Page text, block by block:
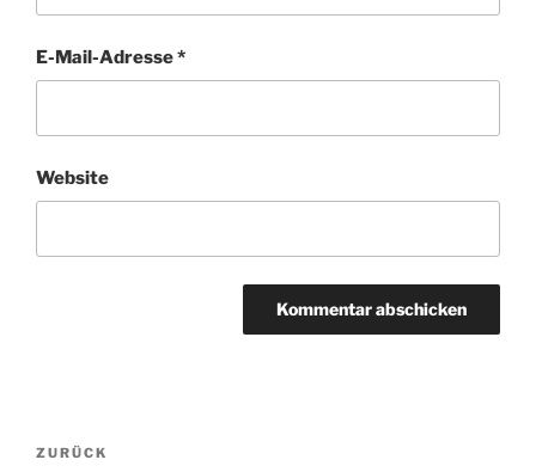
E-Mail-Adresse*
Website
Beitragsnavigation
Vorheriger
ZURÜCK